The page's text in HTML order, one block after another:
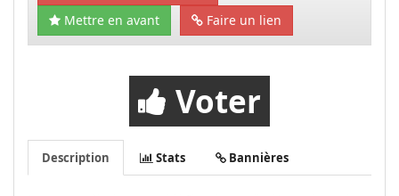
Mettre en avant
Faire un lien
Voter
Description Stats Bannières